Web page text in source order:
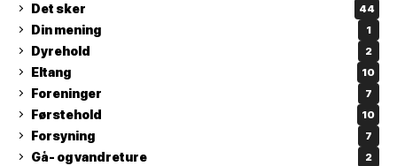
Det sker 44
Din mening 1
Dyrehold 2
Eltang 10
Foreninger 7
Førstehold 10
Forsyning 7
Gå- og vandreture 2